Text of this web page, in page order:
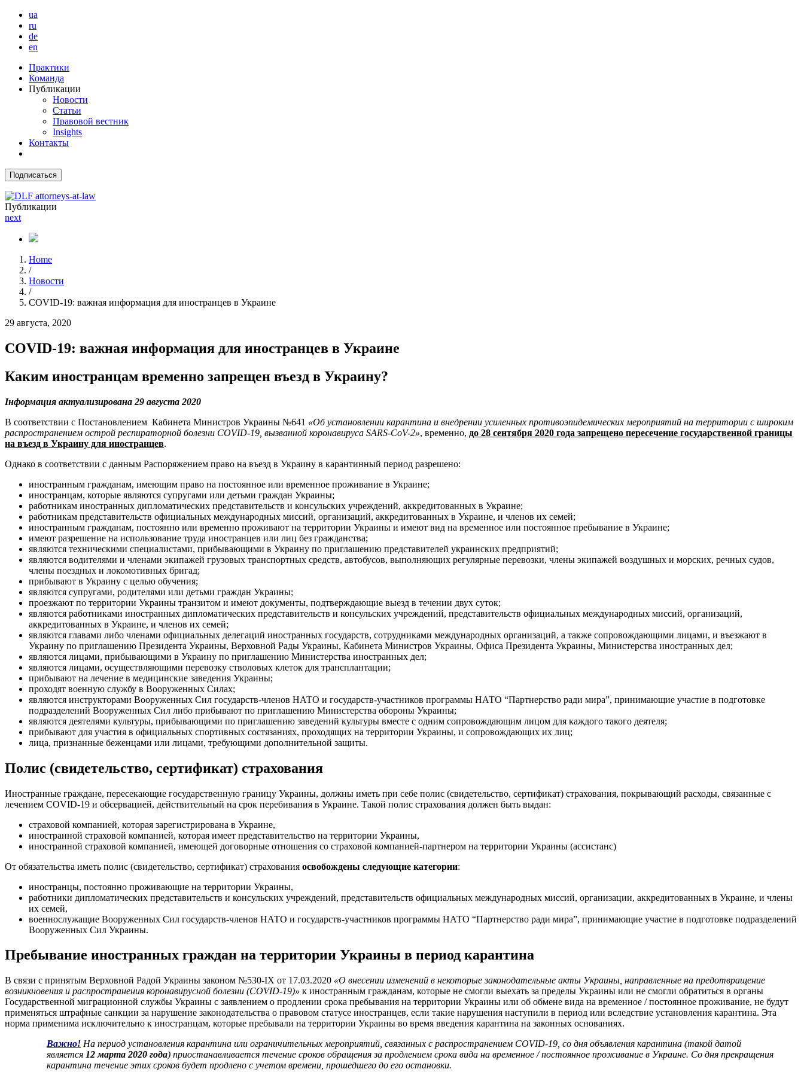
ua
ru
de
en
Практики
Команда
Публикации
Новости
Статьи
Правовой вестник
Insights
Контакты
Подписаться
Публикации
next
Home
/
Новости
/
COVID-19: важная информация для иностранцев в Украине
29 августа, 2020
COVID-19: важная информация для иностранцев в Украине
Каким иностранцам временно запрещен въезд в Украину?
Інформация актуализирована 29 августа 2020
В соответствии с Постановлением Кабинета Министров Украины №641 «Об установлении карантина и внедрении усиленных противоэпидемических мероприятий на территории с широким
распространением острой респираторной болезни COVID-19, вызванной коронавируса SARS-CoV-2», временно, до 28 сентября 2020 года запрещено пересечение государственной границы
на въезд в Украину для иностранцев.
Однако в соответствии с данным Распоряжением право на въезд в Украину в карантинный период разрешено:
иностранным гражданам, имеющим право на постоянное или временное проживание в Украине;
иностранцам, которые являются супругами или детьми граждан Украины;
работникам иностранных дипломатических представительств и консульских учреждений, аккредитованных в Украине;
работникам представительств официальных международных миссий, организаций, аккредитованных в Украине, и членов их семей;
иностранным гражданам, постоянно или временно проживают на территории Украины и имеют вид на временное или постоянное пребывание в Украине;
имеют разрешение на использование труда иностранцев или лиц без гражданства;
являются техническими специалистами, прибывающими в Украину по приглашению представителей украинских предприятий;
являются водителями и членами экипажей грузовых транспортных средств, автобусов, выполняющих регулярные перевозки, члены экипажей воздушных и морских, речных судов,
члены поездных и локомотивных бригад;
прибывают в Украину с целью обучения;
являются супругами, родителями или детьми граждан Украины;
проезжают по территории Украины транзитом и имеют документы, подтверждающие выезд в течении двух суток;
являются работниками иностранных дипломатических представительств и консульских учреждений, представительств официальных международных миссий, организаций,
аккредитованных в Украине, и членов их семей;
являются главами либо членами официальных делегаций иностранных государств, сотрудниками международных организаций, а также сопровождающими лицами, и въезжают в
Украину по приглашению Президента Украины, Верховной Рады Украины, Кабинета Министров Украины, Офиса Президента Украины, Министерства иностранных дел;
являются лицами, прибывающими в Украину по приглашению Министерства иностранных дел;
являются лицами, осуществляющими перевозку стволовых клеток для трансплантации;
прибывают на лечение в медицинские заведения Украины;
проходят военную службу в Вооруженных Силах;
являются инструкторами Вооруженных Сил государств-членов НАТО и государств-участников программы НАТО “Партнерство ради мира”, принимающие участие в подготовке
подразделений Вооруженных Сил либо прибывают по приглашению Министерства обороны Украины;
являются деятелями культуры, прибывающими по приглашению заведений культуры вместе с одним сопровождающим лицом для каждого такого деятеля;
прибывают для участия в официальных спортивных состязаниях, проходящих на территории Украины, и сопровождающих их лиц;
лица, признанные беженцами или лицами, требующими дополнительной защиты.
Полис (свидетельство, сертификат) страхования
Иностранные граждане, пересекающие государственную границу Украины, должны иметь при себе полис (свидетельство, сертификат) страхования, покрывающий расходы, связанные с
лечением COVID-19 и обсервацией, действительный на срок перебивания в Украине. Такой полис страхования должен быть выдан:
страховой компанией, которая зарегистрирована в Украине,
иностранной страховой компанией, которая имеет представительство на территории Украины,
иностранной страховой компанией, имеющей договорные отношения со страховой компанией-партнером на территории Украины (ассистанс)
От обязательства иметь полис (свидетельство, сертификат) страхования освобождены следующие категории:
иностранцы, постоянно проживающие на территории Украины,
работники дипломатических представительств и консульских учреждений, представительств официальных международных миссий, организации, аккредитованных в Украине, и члены
их семей,
военнослужащие Вооруженных Сил государств-членов НАТО и государств-участников программы НАТО “Партнерство ради мира”, принимающие участие в подготовке подразделений
Вооруженных Сил Украины.
Пребывание иностранных граждан на территории Украины в период карантина
В связи с принятым Верховной Радой Украины законом №530-ІХ от 17.03.2020 «О внесении изменений в некоторые законодательные акты Украины, направленные на предотвращение
возникновения и распространения коронавирусной болезни (COVID-19)» к иностранным гражданам, которые не смогли выехать за пределы Украины или не смогли обратиться в органы
Государственной миграционной службы Украины с заявлением о продлении срока пребывания на территории Украины или об обмене вида на временное / постоянное проживание, не будут
применяться штрафные санкции за нарушение законодательства о правовом статусе иностранцев, если такие нарушения наступили в период или вследствие установления карантина. Эта
норма применима исключительно к иностранцам, которые пребывали на территории Украины во время введения карантина на законных основаниях.
Важно! На период установления карантина или ограничительных мероприятий, связанных с распространением COVID-19, со дня объявления карантина (такой датой
является 12 марта 2020 года) приостанавливается течение сроков обращения за продлением срока вида на временное / постоянное проживание в Украине. Со дня прекращения
карантина течение этих сроков будет продлено с учетом времени, прошедшего до его остановки.